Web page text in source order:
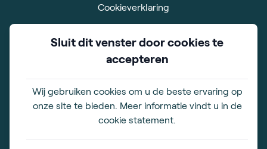
Cookieverklaring
Algemene voorwaarden
Privacybeleid
Disclaimer
Sitemap
Showroom
Sluit dit venster door cookies te
accepteren
Wij gebruiken cookies om u de beste ervaring op
onze site te bieden. Meer informatie vindt u in de
cookie statement.